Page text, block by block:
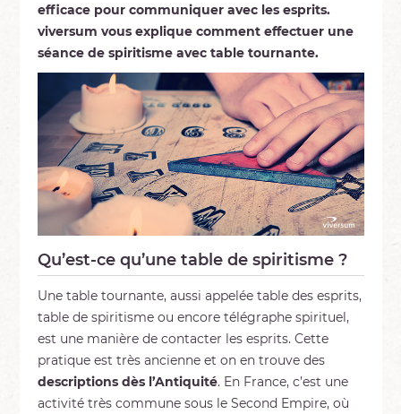
efficace pour communiquer avec les esprits.
viversum vous explique comment effectuer une
séance de spiritisme avec table tournante.
Qu’est-ce qu’une table de spiritisme ?
Une table tournante, aussi appelée table des esprits,
table de spiritisme ou encore télégraphe spirituel,
est une manière de contacter les esprits. Cette
pratique est très ancienne et on en trouve des
descriptions dès l’Antiquité. En France, c’est une
activité très commune sous le Second Empire, où